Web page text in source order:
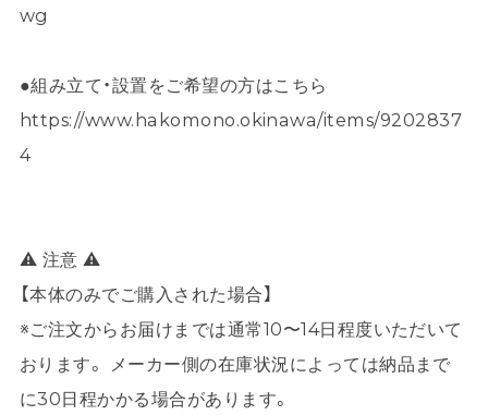
wg
●組み立て・設置をご希望の方はこちら
https://www.hakomono.okinawa/items/9202837
4
⚠ 注意 ⚠
【本体のみでご購入された場合】
※ご注文からお届けまでは通常10〜14日程度いただいて
おります。 メーカー側の在庫状況によっては納品まで
に30日程かかる場合があります。